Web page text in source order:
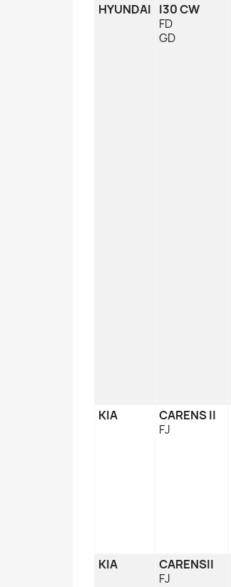
HYUNDAI I30 CW
FD
GD
KIA
CARENS II
FJ
KIA
CARENSII
FJ